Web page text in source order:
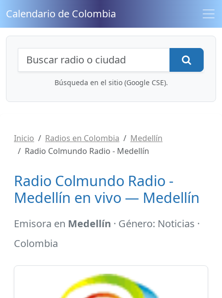
Calendario de Colombia
Búsqueda de radios y contenidos
Búsqueda en el sitio (Google CSE).
Inicio Radios en Colombia
Medellín
Radio Colmundo Radio - Medellín
Radio Colmundo Radio -
Medellín en vivo — Medellín
Emisora en Medellín · Género: Noticias ·
Colombia